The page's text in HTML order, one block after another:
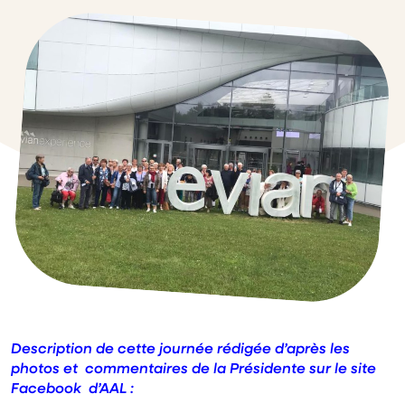
Description de cette journée rédigée d’après les
photos et commentaires de la Présidente sur le site
Facebook d’AAL :